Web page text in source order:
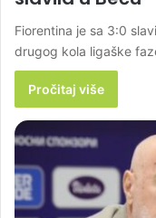
Fiorentina je sa 3:0
drugog kola ligaške
Pročitaj više